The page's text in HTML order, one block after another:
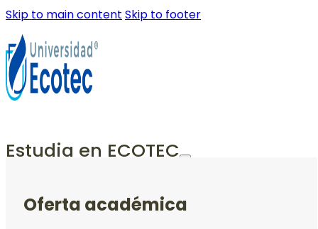
Skip to main content Skip to footer
Estudia en ECOTEC
Oferta académica